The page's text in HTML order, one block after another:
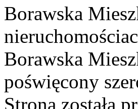
Borawska
Borawska
poświęcony
Strona została